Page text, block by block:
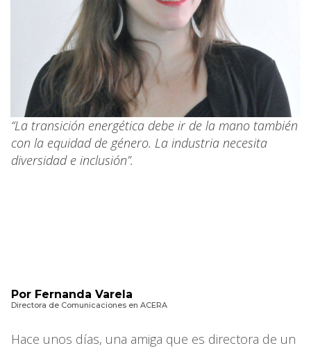
“La transición energética debe ir de la mano también
con la equidad de género. La industria necesita
diversidad e inclusión”.
Por Fernanda Varela
Directora de Comunicaciones en ACERA
Hace unos días, una amiga que es directora de un